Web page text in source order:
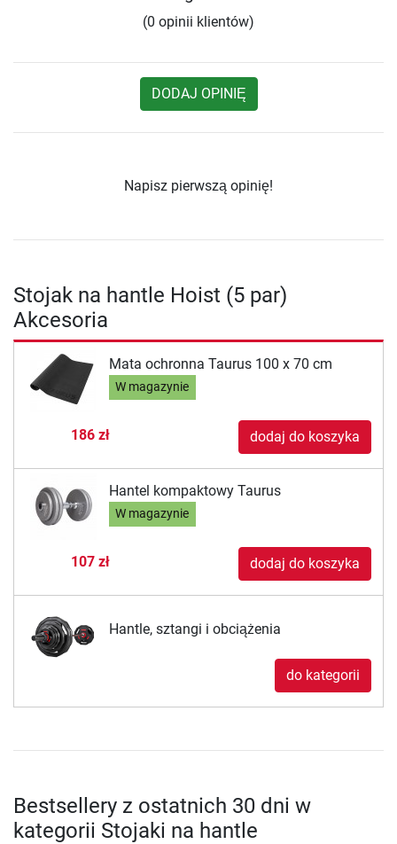
(0 opinii klientów)
DODAJ OPINIĘ
Napisz pierwszą opinię!
Stojak na hantle Hoist (5 par)
Akcesoria
Mata ochronna Taurus 100 x 70 cm
W magazynie
186 zł dodaj do koszyka
Hantel kompaktowy Taurus
W magazynie
107 zł dodaj do koszyka
Hantle, sztangi i obciążenia
do kategorii
Bestsellery z ostatnich 30 dni w
kategorii Stojaki na hantle